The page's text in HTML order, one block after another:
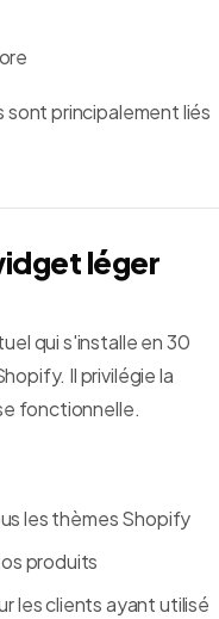
principalement liés
léger
qui s'installe en 30
Il privilégie la
fonctionnelle.
les thèmes Shopify
produits
les clients ayant utilisé